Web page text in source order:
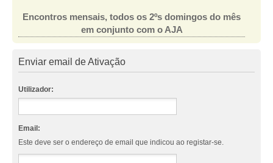
Encontros mensais, todos os 2ºs domingos do mês
em conjunto com o AJA
Enviar email de Ativação
Utilizador:
Email:
Este deve ser o endereço de email que indicou ao registar-se.